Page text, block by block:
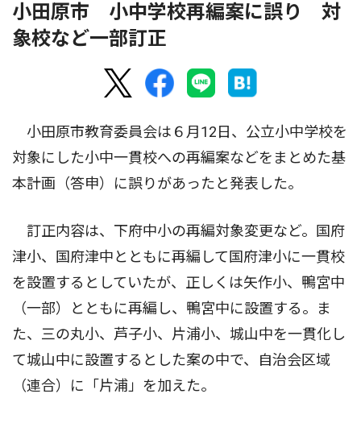
小田原市 小中学校再編案に誤り 対
象校など一部訂正
小田原市教育委員会は６月12日、公立小中学校を
対象にした小中一貫校への再編案などをまとめた基
本計画（答申）に誤りがあったと発表した。
訂正内容は、下府中小の再編対象変更など。国府
津小、国府津中とともに再編して国府津小に一貫校
を設置するとしていたが、正しくは矢作小、鴨宮中
（一部）とともに再編し、鴨宮中に設置する。ま
た、三の丸小、芦子小、片浦小、城山中を一貫化し
て城山中に設置するとした案の中で、自治会区域
（連合）に「片浦」を加えた。